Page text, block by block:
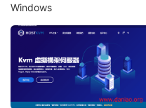
Windows